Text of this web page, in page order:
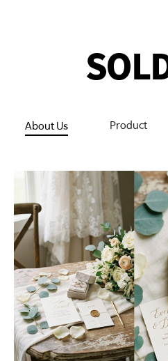
About Us Product